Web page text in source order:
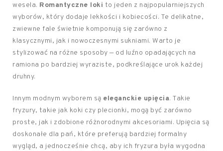
wesela. Romantyczne loki to jeden z najpopularniejszych
wyborów, który dodaje lekkości i kobiecości. Te delikatne,
zwiewne fale świetnie komponują się zarówno z
klasycznymi, jak i nowoczesnymi sukniami. Warto je
stylizować na różne sposoby — od luźno opadających na
ramiona po bardziej wyraziste, podkreślające urok każdej
druhny.
Innym modnym wyborem są eleganckie upięcia. Takie
fryzury, takie jak koki czy plecionki, mogą być zarówno
proste, jak i zdobione różnorodnymi akcesoriami. Upięcia są
doskonałe dla pań, które preferują bardziej formalny
wygląd, a jednocześnie chcą, aby ich fryzura była wygodna